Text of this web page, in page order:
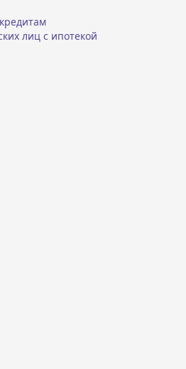
лиц с ипотекой